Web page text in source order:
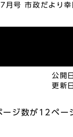
月号 市政だより幸
公開
更新
ジ数が12ペー